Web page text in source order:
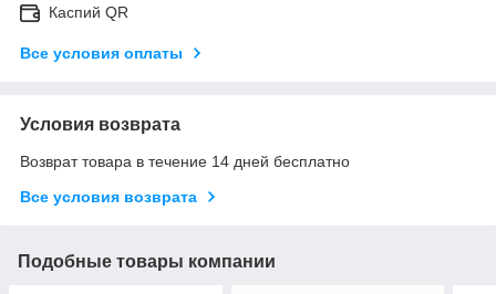
Каспий QR
Все условия оплаты
Условия возврата
Возврат товара в течение 14 дней бесплатно
Все условия возврата
Подобные товары компании